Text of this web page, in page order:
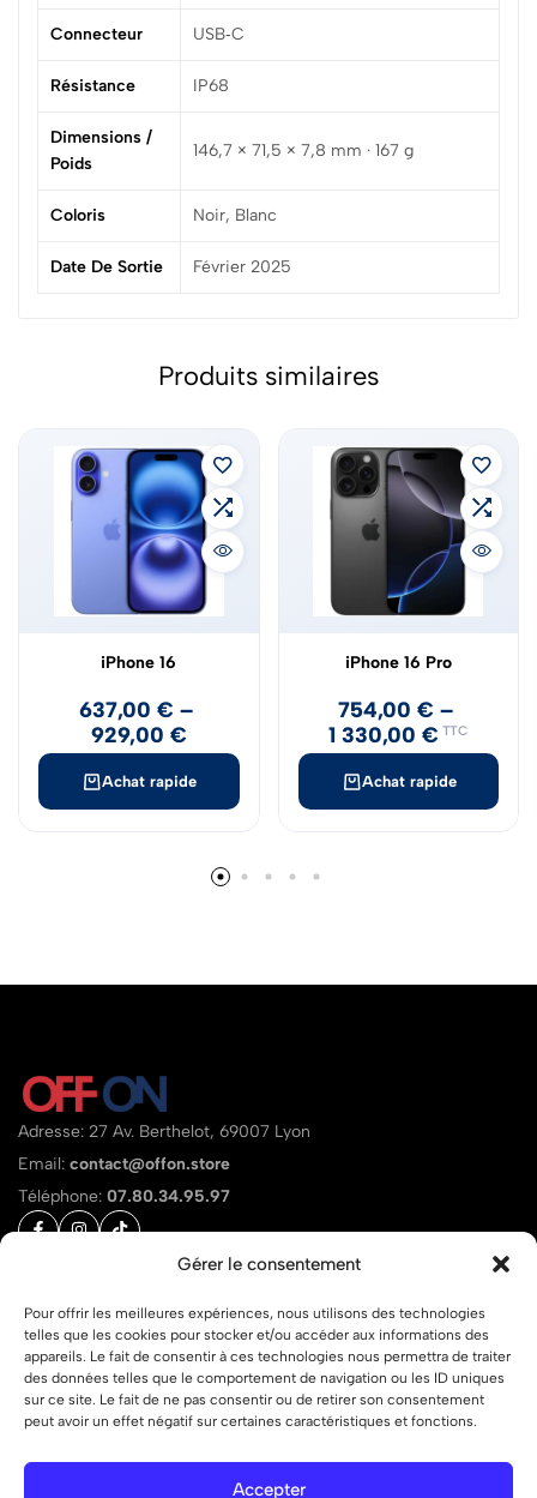
Gérer le consentement
Pour offrir les meilleures expériences, nous utilisons des technologies
telles que les cookies pour stocker et/ou accéder aux informations des
appareils. Le fait de consentir à ces technologies nous permettra de traiter
des données telles que le comportement de navigation ou les ID uniques
sur ce site. Le fait de ne pas consentir ou de retirer son consentement
peut avoir un effet négatif sur certaines caractéristiques et fonctions.
Accepter
Connecteur USB‑C
Résistance IP68
Dimensions /
Poids
146,7 × 71,5 × 7,8 mm · 167 g
Coloris Noir, Blanc
Date De Sortie Février 2025
Produits similaires
Achat rapide
iPhone 16
637,00 € –
929,00 €
Achat rapide
iPhone 16 Pro
754,00 € –
1 330,00 € TTC
Adresse: 27 Av. Berthelot, 69007 Lyon
Email: contact@offon.store
Téléphone: 07.80.34.95.97
Liens